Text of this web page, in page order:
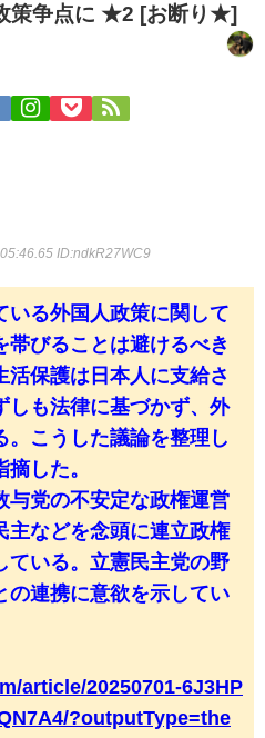
策争点に ★2 [お断り★]
ID:ndkR27WC9
いる外国人政策に関して
帯びることは避けるべき
活保護は日本人に支給さ
しも法律に基づかず、外
。こうした議論を整理し
した。
与党の不安定な政権運営
主などを念頭に連立政権
ている。立憲民主党の野
の連携に意欲を示してい
article/20250701-6J3HP
?outputType=the